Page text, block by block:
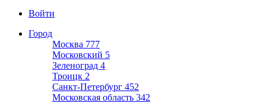
Войти
Город
Москва 777
Московский 5
Зеленоград 4
Троицк 2
Санкт-Петербург 452
Московская область 342